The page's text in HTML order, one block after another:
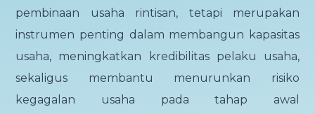
pembinaan usaha rintisan, tetapi merupakan
instrumen penting dalam membangun kapasitas
usaha, meningkatkan kredibilitas pelaku usaha,
sekaligus membantu menurunkan risiko
kegagalan usaha pada tahap awal